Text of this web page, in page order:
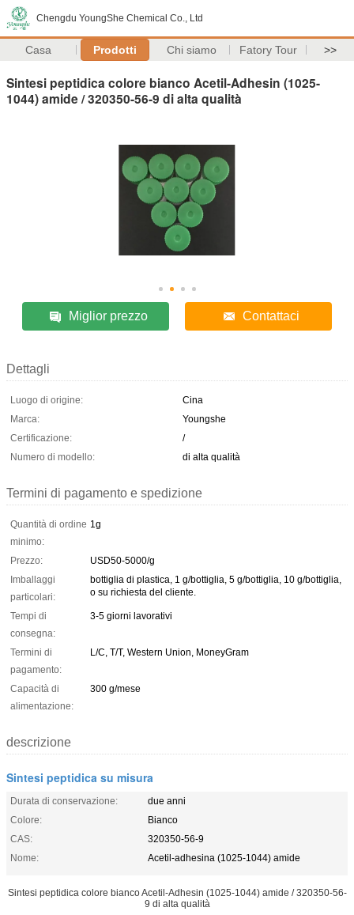
Chengdu YoungShe Chemical Co., Ltd
Casa Prodotti Chi siamo Fatory Tour >>
Sintesi peptidica colore bianco Acetil-Adhesin (1025-
1044) amide / 320350-56-9 di alta qualità
Miglior prezzo Contattaci
Dettagli
Luogo di origine:
Cina
Marca:
Youngshe
Certificazione:
/
Numero di modello:
di alta qualità
Termini di pagamento e spedizione
Quantità di ordine
minimo:
1g
Prezzo:
USD50-5000/g
Imballaggi
particolari:
bottiglia di plastica, 1 g/bottiglia, 5 g/bottiglia, 10 g/bottiglia,
o su richiesta del cliente.
Tempi di
consegna:
3-5 giorni lavorativi
Termini di
pagamento:
L/C, T/T, Western Union, MoneyGram
Capacità di
alimentazione:
300 g/mese
descrizione
Sintesi peptidica su misura
Durata di conservazione:
due anni
Colore:
Bianco
CAS:
320350-56-9
Nome:
Acetil-adhesina (1025-1044) amide
Sintesi peptidica colore bianco Acetil-Adhesin (1025-1044) amide / 320350-56-
9 di alta qualità